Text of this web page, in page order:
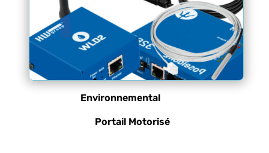
Environnemental
Portail Motorisé